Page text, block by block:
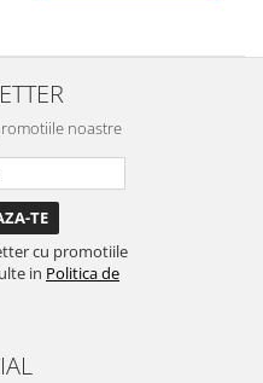
noastre
cu promotiile
in Politica de